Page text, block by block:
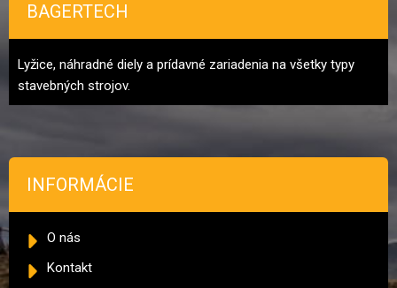
BAGERTECH
Lyžice, náhradné diely a prídavné zariadenia na všetky typy
stavebných strojov.
INFORMÁCIE
O nás
Kontakt